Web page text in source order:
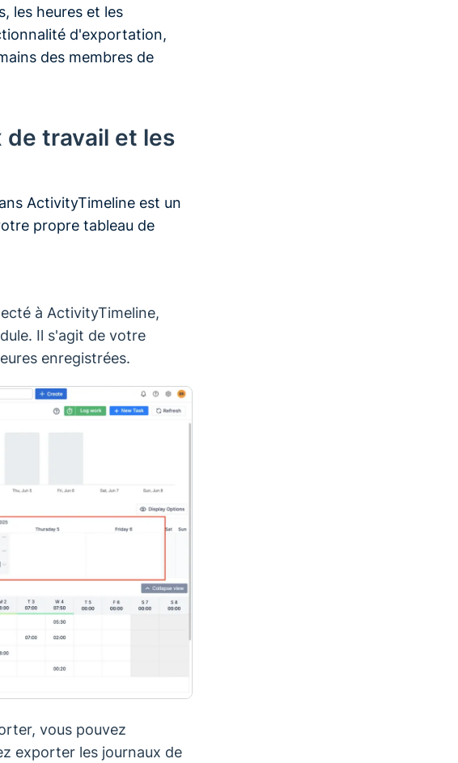
les heures et les
d'exportation,
des membres de
de travail et les
ActivityTimeline est un
propre tableau de
à ActivityTimeline,
Il s'agit de votre
enregistrées.
vous pouvez
exporter les journaux de